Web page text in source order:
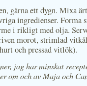
gärna ett dygn. Mixa
ingredienser. Forma
i rikligt med olja.
morot, strimlad
och pressad vitlök).
jag har minskat
om och av Maja och